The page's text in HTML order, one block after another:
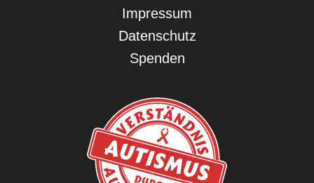
Impressum
Datenschutz
Spenden